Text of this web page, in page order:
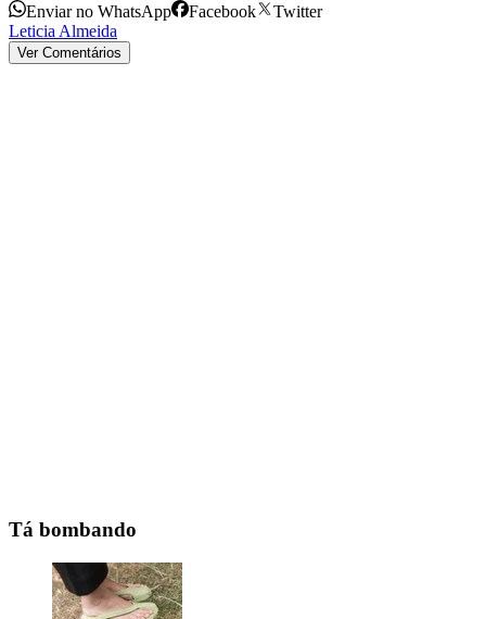
Enviar no WhatsApp Facebook
Twitter
Leticia Almeida
Ver Comentários
Tá bombando